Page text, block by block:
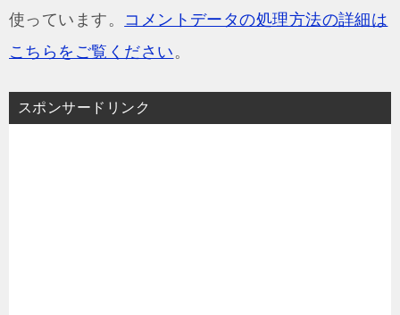
使っています。 コメントデータの処理方法の詳細は
こちらをご覧ください 。
スポンサードリンク